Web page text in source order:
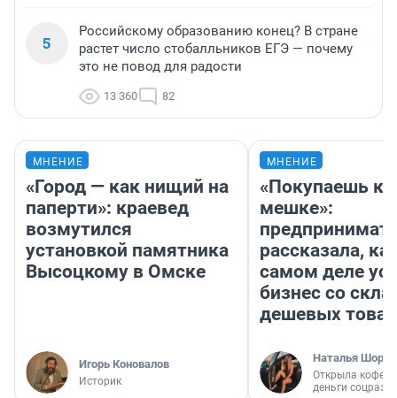
5
Российскому образованию конец? В стране
растет число стобалльников ЕГЭ — почему
это не повод для радости
13 360 82
МНЕНИЕ
«Город — как нищий на
паперти»: краевед
возмутился
установкой памятника
Высоцкому в Омске
Игорь Коновалов
Историк
МНЕНИЕ
«Покупаешь
мешке»:
рассказала,
самом деле
бизнес со
дешевых
Наталья
Открыла
деньги